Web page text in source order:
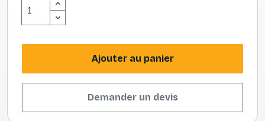
Ajouter au panier
Demander un devis